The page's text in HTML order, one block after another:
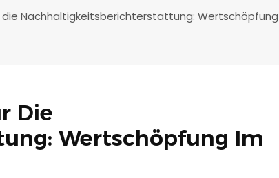
die Nachhaltigkeitsberichterstattung:
Die
Wertschöpfung Im